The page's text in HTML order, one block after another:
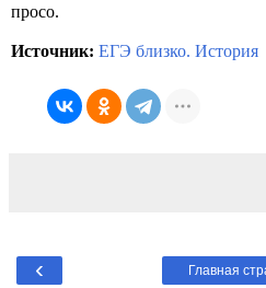
просо.
Источник: ЕГЭ близко. История
‹ Главная